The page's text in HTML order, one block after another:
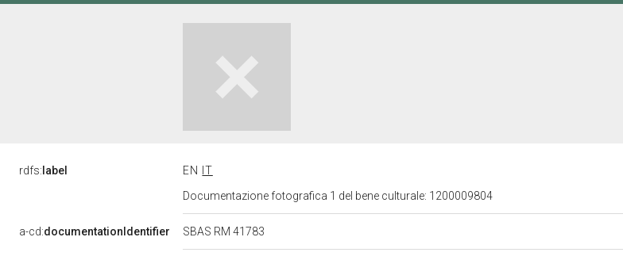
rdfs: label EN
IT
Documentazione fotografica 1 del bene culturale: 1200009804
a-cd:documentationIdentifier SBAS RM 41783